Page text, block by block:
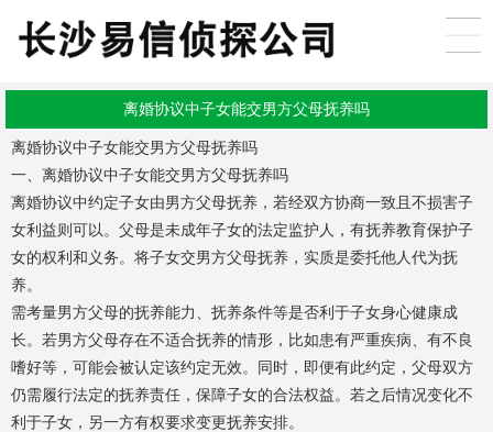
离婚协议中子女能交男方父母抚养吗
离婚协议中子女能交男方父母抚养吗
一、离婚协议中子女能交男方父母抚养吗
离婚协议中约定子女由男方父母抚养，若经双方协商一致且不损害子
女利益则可以。父母是未成年子女的法定监护人，有抚养教育保护子
女的权利和义务。将子女交男方父母抚养，实质是委托他人代为抚
养。
需考量男方父母的抚养能力、抚养条件等是否利于子女身心健康成
长。若男方父母存在不适合抚养的情形，比如患有严重疾病、有不良
嗜好等，可能会被认定该约定无效。同时，即便有此约定，父母双方
仍需履行法定的抚养责任，保障子女的合法权益。若之后情况变化不
利于子女，另一方有权要求变更抚养安排。